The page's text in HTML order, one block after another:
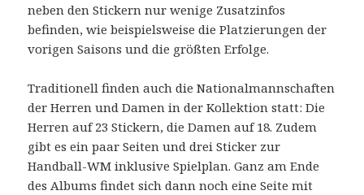
neben den Stickern nur wenige Zusatzinfos
befinden, wie beispielsweise die Platzierungen der
vorigen Saisons und die größten Erfolge.
Traditionell finden auch die Nationalmannschaften
der Herren und Damen in der Kollektion statt: Die
Herren auf 23 Stickern, die Damen auf 18. Zudem
gibt es ein paar Seiten und drei Sticker zur
Handball-WM inklusive Spielplan. Ganz am Ende
des Albums findet sich dann noch eine Seite mit